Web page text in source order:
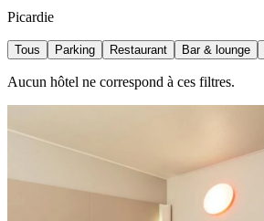
Picardie
Tous Parking Restaurant Bar & lounge
Aucun hôtel ne correspond à ces filtres.